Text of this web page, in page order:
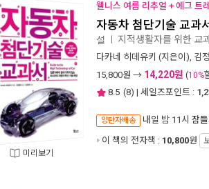
미리보기
웰니스 여름 리추얼 + 에그 트
자동차 첨단기술 교과서
설 지적생활자를 위한 교
다카네 히데유키 (지은이), 김
15,800원 → 14,220원 (10%
8.5 (8) | 세일즈포인트 :
양탄자배송 내일 밤 11시 잠
이 책의 전자책 : 10,800원